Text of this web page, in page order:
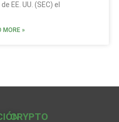
EE. UU. (SEC) el
MORE »
CRYPTO